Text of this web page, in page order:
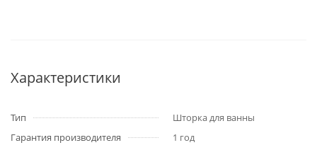
Характеристики
Тип
Шторка для ванны
Гарантия производителя
1 год